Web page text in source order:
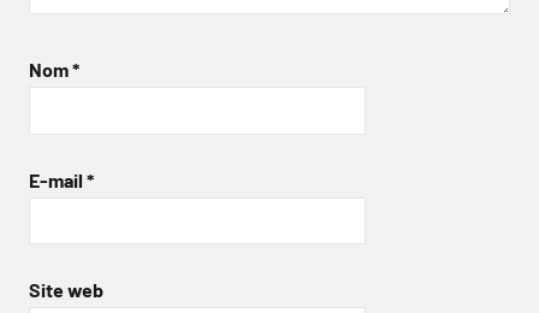
Nom*
E-mail *
Site web